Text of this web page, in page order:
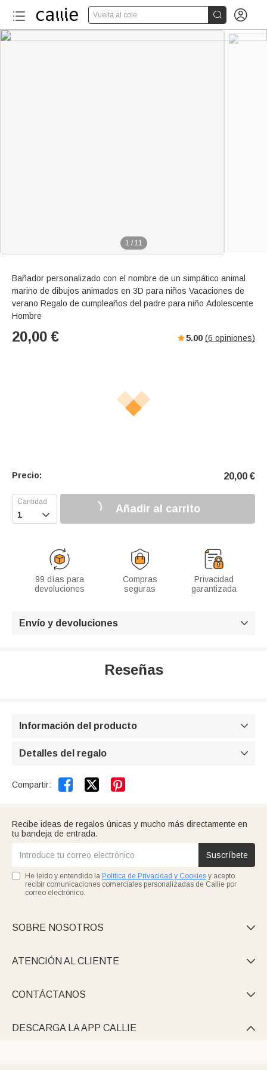
Vuelta al cole  
1 / 11
Bañador personalizado con el nombre de un simpático animal
marino de dibujos animados en 3D para niños Vacaciones de
verano Regalo de cumpleaños del padre para niño Adolescente
Hombre
20,00 € 5.00 (6 opiniones)
Precio: 20,00 €
 Añadir al carrito
99 días para
devoluciones
Compras
seguras
Privacidad
garantizada
Envío y devoluciones 
Reseñas
Información del producto 
Detalles del regalo 
Compartir:  
Recibe ideas de regalos únicas y mucho más directamente en
tu bandeja de entrada.
Suscríbete
He leído y entendido la Política de Privacidad y Cookies y acepto
recibir comunicaciones comerciales personalizadas de Callie por
correo electrónico.
SOBRE NOSOTROS 
ATENCIÓN AL CLIENTE 
CONTÁCTANOS 
DESCARGA LA APP CALLIE 